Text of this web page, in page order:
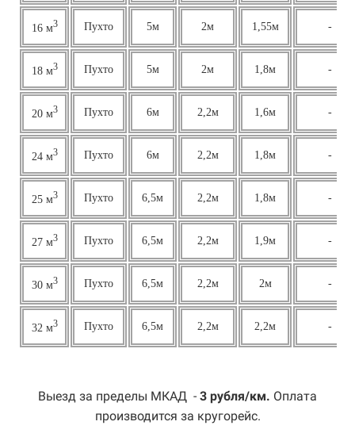
16 м3 Пухто 5м 2м 1,55м -
18 м3 Пухто 5м 2м 1,8м -
20 м3 Пухто 6м 2,2м 1,6м -
24 м3 Пухто 6м 2,2м 1,8м -
25 м3 Пухто 6,5м 2,2м 1,8м -
27 м3 Пухто 6,5м 2,2м 1,9м -
30 м3 Пухто 6,5м 2,2м 2м -
32 м3 Пухто 6,5м 2,2м 2,2м -
Выезд за пределы МКАД - 3 рубля/км. Оплата
производится за кругорейс.